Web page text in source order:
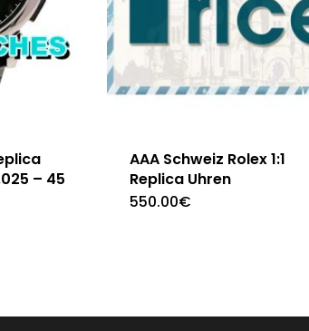
– 45
AAA Schweiz Rolex 1:1
Replica Uhren
550.00€